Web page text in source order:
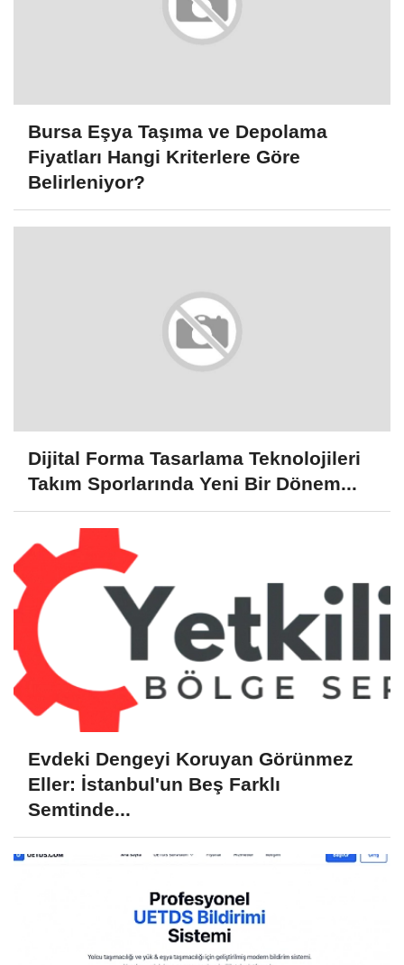
Bursa Eşya Taşıma ve Depolama
Fiyatları Hangi Kriterlere Göre
Belirleniyor?
Dijital Forma Tasarlama Teknolojileri
Takım Sporlarında Yeni Bir Dönem...
Evdeki Dengeyi Koruyan Görünmez
Eller: İstanbul'un Beş Farklı
Semtinde...